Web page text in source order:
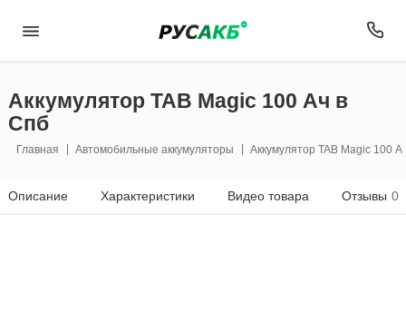
Аккумулятор TAB Magic 100 Ач в
Спб
Главная Автомобильные аккумуляторы Аккумулятор TAB Magic 100
Описание Характеристики Видео товара Отзывы 0